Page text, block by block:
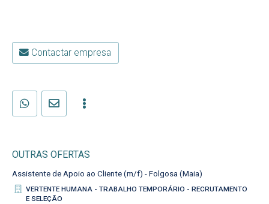
Contactar empresa
OUTRAS OFERTAS
Assistente de Apoio ao Cliente (m/f) - Folgosa (Maia)
VERTENTE HUMANA - TRABALHO TEMPORÁRIO - RECRUTAMENTO
E SELEÇÃO